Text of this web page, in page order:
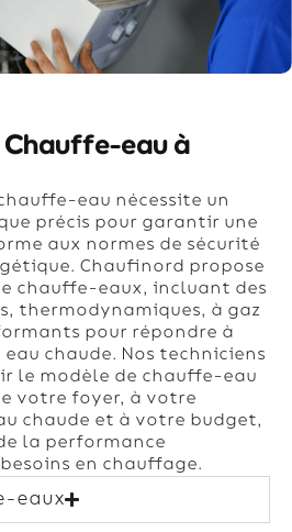
eau à
eau nécessite un
précis pour garantir une
aux normes de sécurité
Chaufinord propose
chauffe-eaux, incluant des
thermodynamiques, à gaz
pour répondre à
chaude. Nos techniciens
le modèle de chauffe-eau
votre foyer, à votre
chaude et à votre budget,
la performance
en chauffage.
eaux